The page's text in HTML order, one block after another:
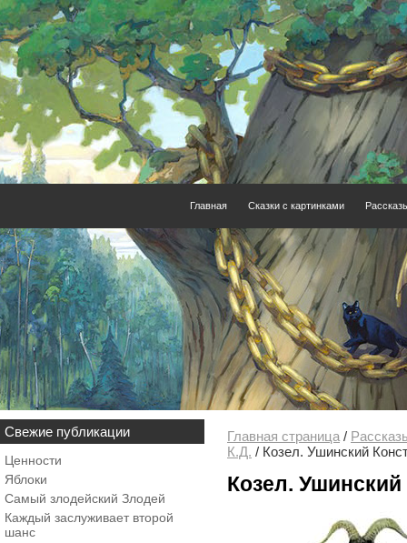
Главная Сказки с картинками
Свежие публикации
Ценности
Яблоки
Самый злодейский Злодей
Каждый заслуживает второй
шанс
Главная страница /
К.Д. / Козел. Ушинский
Козел.